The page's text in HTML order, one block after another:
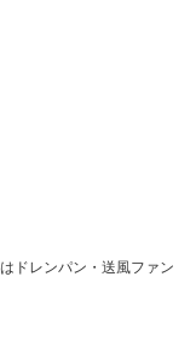
ドレンパン・送風ファン